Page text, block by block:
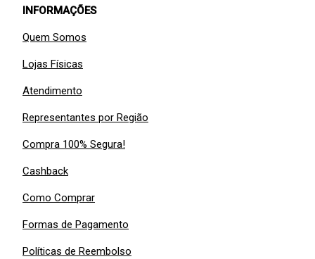
INFORMAÇÕES
Quem Somos
Lojas Físicas
Atendimento
Representantes por Região
Compra 100% Segura!
Cashback
Como Comprar
Formas de Pagamento
Políticas de Reembolso